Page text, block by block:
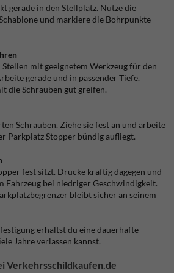
gerade in den Stellplatz. Nutze die
und markiere die Bohrpunkte
mit geeignetem Werkzeug für den
gerade und in passender Tiefe.
die Schrauben gut greifen.
Schrauben. Ziehe sie fest an und arbeite
Parkplatz Stopper bündig aufliegt.
fest sitzt. Drücke kräftig dagegen und
Fahrzeug bei niedriger Geschwindigkeit.
bleibt sicher an seinem
erhältst du eine dauerhafte
Jahre verlassen kannst.
Verkehrsschildkaufen.de